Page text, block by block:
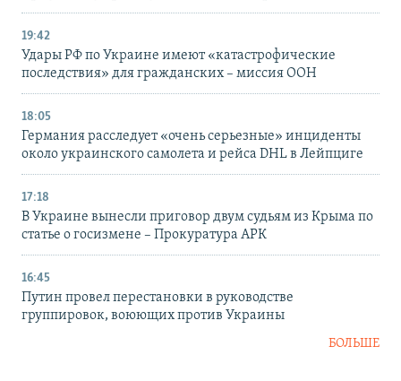
19:42
Удары РФ по Украине имеют «катастрофические
последствия» для гражданских – миссия ООН
18:05
Германия расследует «очень серьезные» инциденты
около украинского самолета и рейса DHL в Лейпциге
17:18
В Украине вынесли приговор двум судьям из Крыма по
статье о госизмене – Прокуратура АРК
16:45
Путин провел перестановки в руководстве
группировок, воюющих против Украины
БОЛЬШЕ